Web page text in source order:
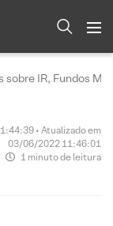
sobre IR, Fundos
• Atualizado em
03/06/2022 11:46:01
1 minuto de leitura